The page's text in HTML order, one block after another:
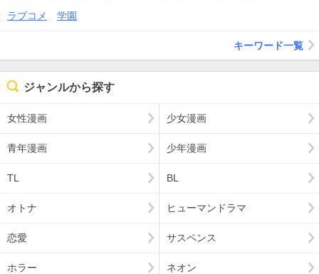
ラブコメ
学園
キーワード一覧
ジャンルから探す
女性漫画 少女漫画
青年漫画 少年漫画
TL BL
オトナ ヒューマンドラマ
恋愛 サスペンス
ホラー ネオン